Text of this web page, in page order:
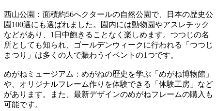
西山公園：面積約56へクタールの自然公園で、日本の歴史公
園100選にも選ばれました。園内には動物園やアスレチック
などがあり、1日中飽きることなく楽しめます。つつじの名
所としても知られ、ゴールデンウィークに行われる「つつじ
まつり」は多くの人で賑わうイベントの1つです。
めがねミュージアム：めがねの歴史を学ぶ「めがね博物館」
や、オリジナルフレーム作りを体験できる「体験工房」など
があります。また、最新デザインのめがねフレームの購入も
可能です。